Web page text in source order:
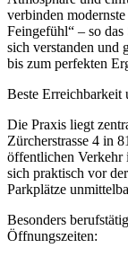
verbinden
Feingefühl“ – so das
sich verstanden und
bis zum perfekten
Beste Erreichbarkeit
Die Praxis liegt
Zürcherstrasse 4 in
öffentlichen Verkehr
sich praktisch vor
Parkplätze
Besonders
Öffnungszeiten: